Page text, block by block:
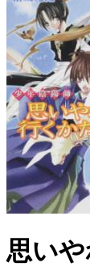
思い